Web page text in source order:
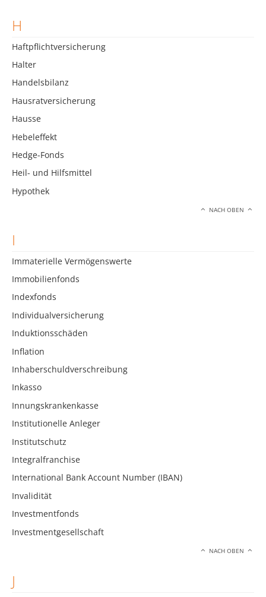
H
Haftpflichtversicherung
Halter
Handelsbilanz
Hausratversicherung
Hausse
Hebeleffekt
Hedge-Fonds
Heil- und Hilfsmittel
Hypothek
NACH OBEN
I
Immaterielle Vermögenswerte
Immobilienfonds
Indexfonds
Individualversicherung
Induktionsschäden
Inflation
Inhaberschuldverschreibung
Inkasso
Innungskrankenkasse
Institutionelle Anleger
Institutschutz
Integralfranchise
International Bank Account Number (IBAN)
Invalidität
Investmentfonds
Investmentgesellschaft
NACH OBEN
J